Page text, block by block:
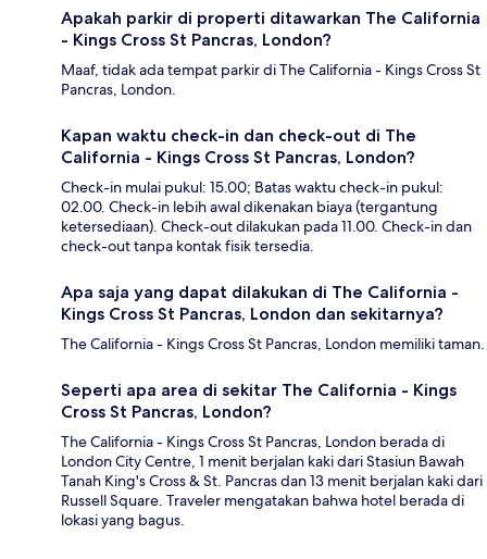
Apakah parkir di properti ditawarkan The California
- Kings Cross St Pancras, London?
Maaf, tidak ada tempat parkir di The California - Kings Cross St
Pancras, London.
Kapan waktu check-in dan check-out di The
California - Kings Cross St Pancras, London?
Check-in mulai pukul: 15.00; Batas waktu check-in pukul:
02.00. Check-in lebih awal dikenakan biaya (tergantung
ketersediaan). Check-out dilakukan pada 11.00. Check-in dan
check-out tanpa kontak fisik tersedia.
Apa saja yang dapat dilakukan di The California -
Kings Cross St Pancras, London dan sekitarnya?
The California - Kings Cross St Pancras, London memiliki taman.
Seperti apa area di sekitar The California - Kings
Cross St Pancras, London?
The California - Kings Cross St Pancras, London berada di
London City Centre, 1 menit berjalan kaki dari Stasiun Bawah
Tanah King's Cross & St. Pancras dan 13 menit berjalan kaki dari
Russell Square. Traveler mengatakan bahwa hotel berada di
lokasi yang bagus.